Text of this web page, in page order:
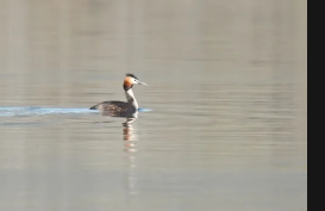
VOIR EN GRAND